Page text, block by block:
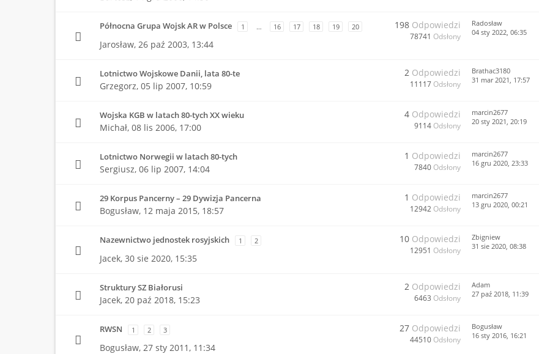
Północna Grupa Wojsk AR w Polsce 1 … 16 17 18 19 20
Jarosław, 26 paź 2003, 13:44
198 Odpowiedzi
78741 Odsłony
Radosław
04 sty 2022, 06:35
Lotnictwo Wojskowe Danii, lata 80-te
Grzegorz, 05 lip 2007, 10:59
2 Odpowiedzi
11117 Odsłony
Brathac3180
31 mar 2021, 17:57
Wojska KGB w latach 80-tych XX wieku
Michał, 08 lis 2006, 17:00
4 Odpowiedzi
9114 Odsłony
marcin2677
20 sty 2021, 20:19
Lotnictwo Norwegii w latach 80-tych
Sergiusz, 06 lip 2007, 14:04
1 Odpowiedzi
7840 Odsłony
marcin2677
16 gru 2020, 23:33
29 Korpus Pancerny – 29 Dywizja Pancerna
Bogusław, 12 maja 2015, 18:57
1 Odpowiedzi
12942 Odsłony
marcin2677
13 gru 2020, 00:21
Nazewnictwo jednostek rosyjskich 1 2
Jacek, 30 sie 2020, 15:35
10 Odpowiedzi
12951 Odsłony
Zbigniew
31 sie 2020, 08:38
Struktury SZ Białorusi
Jacek, 20 paź 2018, 15:23
2 Odpowiedzi
6463 Odsłony
Adam
27 paź 2018, 11:39
RWSN 1 2 3
Bogusław, 27 sty 2011, 11:34
27 Odpowiedzi
44510 Odsłony
Bogusław
16 sty 2016, 16:21